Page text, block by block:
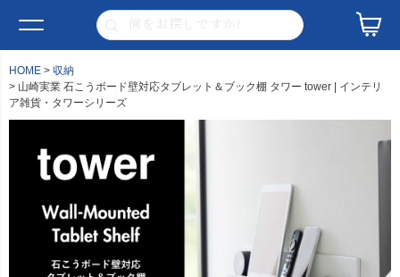
HOME
収納
山崎実業 石こうボード壁対応タブレット＆ブック棚 タワー tower | インテリ
ア雑貨・タワーシリーズ